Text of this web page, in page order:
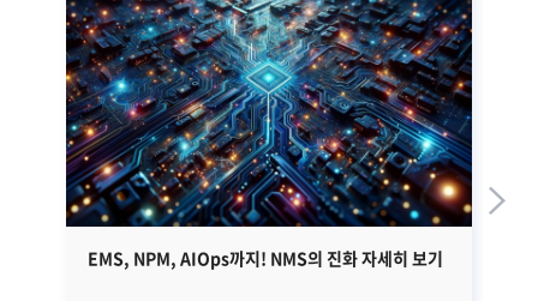
EMS, NPM, AIOps까지! NMS의 진화 자세히 보기